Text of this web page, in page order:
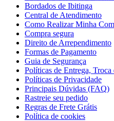
Bordados de Ibitinga
Central de Atendimento
Como Realizar Minha
Compra segura
Direito de Arrependimento
Formas de Pagamento
Guia de Segurança
Políticas de Entrega,
Políticas de Privacidade
Principais Dúvidas (FAQ)
Rastreie seu pedido
Regras de Frete Grátis
Política de cookies